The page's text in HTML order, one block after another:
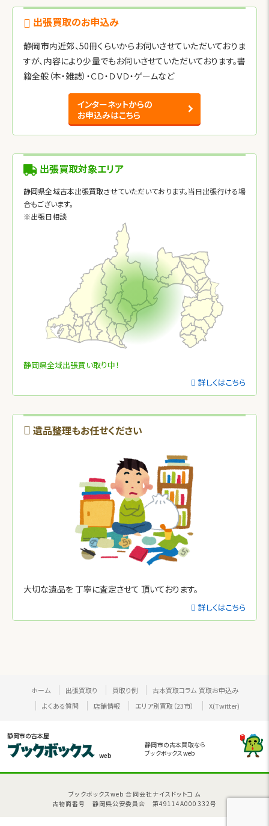
出張買取のお申込み
静岡市内近郊、50冊くらいからお伺いさせていただいておりま
すが、内容により少量でもお伺いさせていただいております。書
籍全般（本・雑誌）・ＣＤ・ＤＶＤ・ゲームなど
インターネットからの
お申込みはこちら
出張買取対象エリア
静岡県全域古本出張買取させていただいております。当日出張行ける場
合もございます。
※出張日相談
静岡県全域出張買い取り中！
詳しくはこちら
遺品整理もお任せください
大切な遺品を 丁寧に査定させて 頂いております。
詳しくはこちら
ホーム 出張買取り 買取り例 古本買取コラム 買取お申込み
よくある質問
店舗情報 エリア別買取（23市） X(Twitter)
静岡市の古本屋
web
静岡市の古本買取なら
ブックボックスweb
ブックボックスweb 合同会社ナイスドットコム
古物商番号 静岡県公安委員会 第49114A000332号